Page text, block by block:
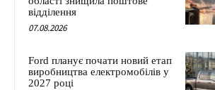
відділення
07.08.2026
Ford планує почати новий етап
виробництва електромобілів у
2027 році